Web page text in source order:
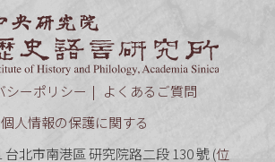
シーポリシー
よくあるご質問
個人情報の保護に関する
台北市南港區 研究院路二段 130 號 (位